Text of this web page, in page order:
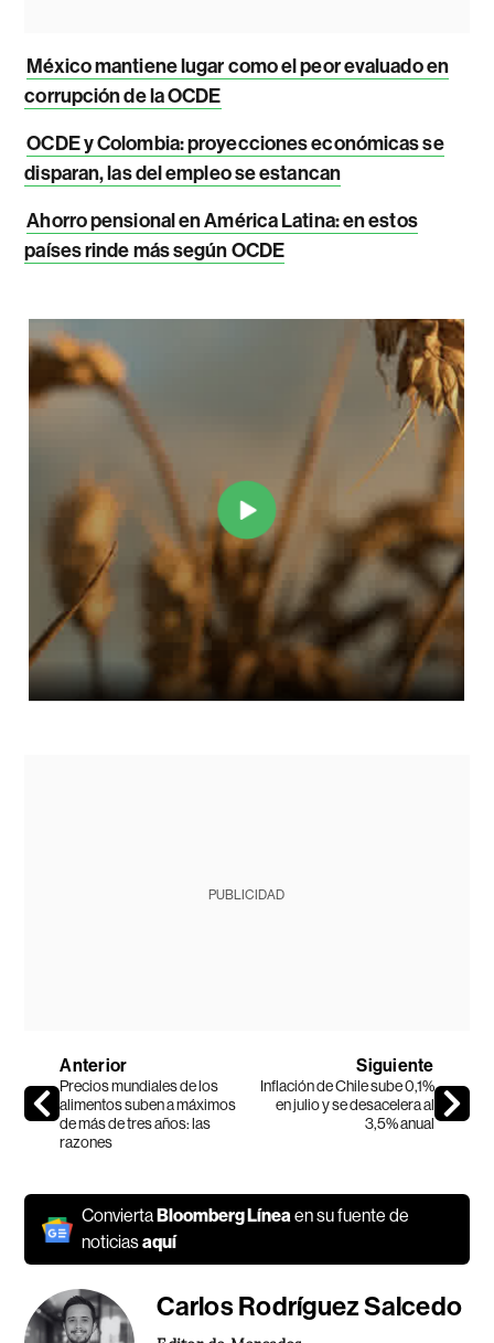
México mantiene lugar como el peor evaluado en
corrupción de la OCDE
OCDE y Colombia: proyecciones económicas se
disparan, las del empleo se estancan
Ahorro pensional en América Latina: en estos
países rinde más según OCDE
PUBLICIDAD
Anterior
Precios mundiales de los
alimentos suben a máximos
de más de tres años: las
razones
Siguiente
Inflación de Chile sube 0,1%
en julio y se desacelera al
3,5% anual
ConviertaBloomberg Líneaen su fuente de
noticiasaquí
Carlos Rodríguez Salcedo